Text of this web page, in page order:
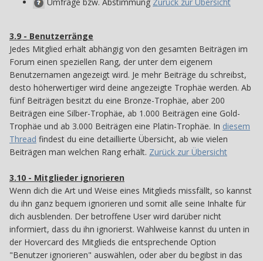
3.9 - Benutzerränge
Jedes Mitglied erhält abhängig von den gesamten Beiträgen im
Forum einen speziellen Rang, der unter dem eigenem
Benutzernamen angezeigt wird. Je mehr Beiträge du schreibst,
desto höherwertiger wird deine angezeigte Trophäe werden. Ab
fünf Beiträgen besitzt du eine Bronze-Trophäe, aber 200
Beiträgen eine Silber-Trophäe, ab 1.000 Beiträgen eine Gold-
Trophäe und ab 3.000 Beiträgen eine Platin-Trophäe. In diesem
Thread findest du eine detaillierte Übersicht, ab wie vielen
Beiträgen man welchen Rang erhält. Zurück zur Übersicht
3.10 - Mitglieder ignorieren
Wenn dich die Art und Weise eines Mitglieds missfällt, so kannst
du ihn ganz bequem ignorieren und somit alle seine Inhalte für
dich ausblenden. Der betroffene User wird darüber nicht
informiert, dass du ihn ignorierst. Wahlweise kannst du unten in
der Hovercard des Mitglieds die entsprechende Option
"Benutzer ignorieren" auswählen, oder aber du begibst in das